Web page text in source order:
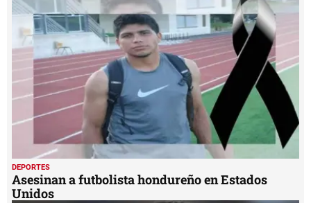
DEPORTES
Asesinan a futbolista hondureño en Estados
Unidos